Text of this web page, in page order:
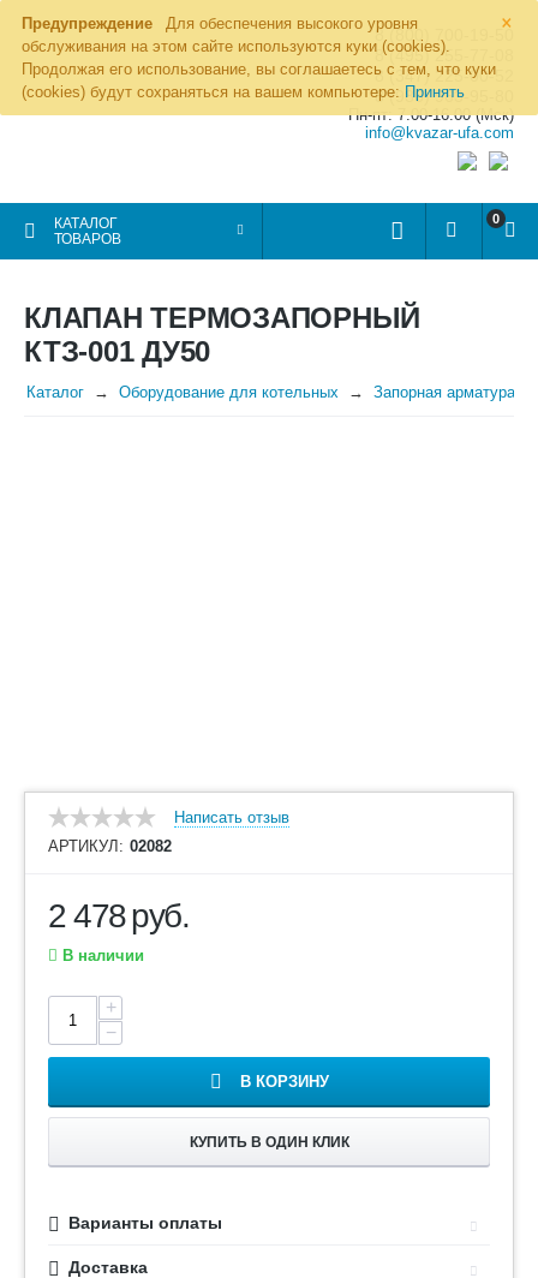
×
Предупреждение
Для обеспечения высокого уровня
обслуживания на этом сайте используются куки (cookies).
Продолжая его использование, вы соглашаетесь с тем, что куки
(cookies) будут сохраняться на вашем компьютере: Принять
8 (800) 700-19-50
8 (495) 255-77-08
8 (347) 225-00-52
8 (986) 963-95-80
Пн-пт: 7.00-16.00 (Мск)
info@kvazar-ufa.com
КАТАЛОГ
ТОВАРОВ
0
КЛАПАН ТЕРМОЗАПОРНЫЙ
КТЗ-001 ДУ50
Каталог Оборудование для котельных Запорная арматура
Написать отзыв
АРТИКУЛ: 02082
2 478руб.
В наличии
+
−
В КОРЗИНУ
КУПИТЬ В ОДИН КЛИК
Варианты оплаты
Доставка